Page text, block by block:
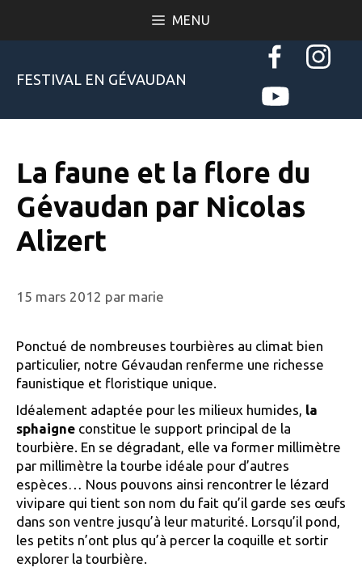
contenu
MENU
FESTIVAL EN GÉVAUDAN
La faune et la flore du
Gévaudan par Nicolas
Alizert
15 mars 2012 par marie
Ponctué de nombreuses tourbières au climat bien
particulier, notre Gévaudan renferme une richesse
faunistique et floristique unique.
Idéalement adaptée pour les milieux humides, la
sphaigne constitue le support principal de la
tourbière. En se dégradant, elle va former millimètre
par millimètre la tourbe idéale pour d’autres
espèces… Nous pouvons ainsi rencontrer le lézard
vivipare qui tient son nom du fait qu’il garde ses œufs
dans son ventre jusqu’à leur maturité. Lorsqu’il pond,
les petits n’ont plus qu’à percer la coquille et sortir
explorer la tourbière.